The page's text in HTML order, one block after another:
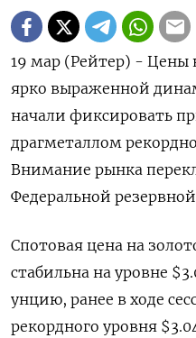
19 мар (Рейтер) - Цены
ярко выраженной
начали фиксировать
драгметаллом
Внимание рынка
Федеральной
Спотовая цена на
стабильна на уровне
унцию, ранее в ходе
рекордного уровня